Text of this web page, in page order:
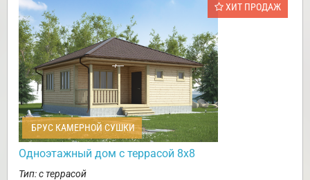
ХИТ ПРОДАЖ
БРУС КАМЕРНОЙ СУШКИ
Одноэтажный дом с террасой 8х8
Тип: с террасой